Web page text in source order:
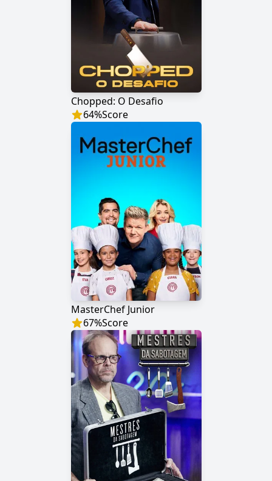
Chopped: O Desafio
64%Score
MasterChef Junior
67%Score